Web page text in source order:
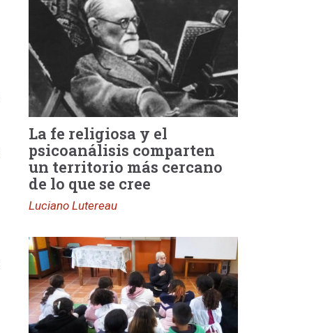
La fe religiosa y el
psicoanálisis comparten
un territorio más cercano
de lo que se cree
Luciano Lutereau